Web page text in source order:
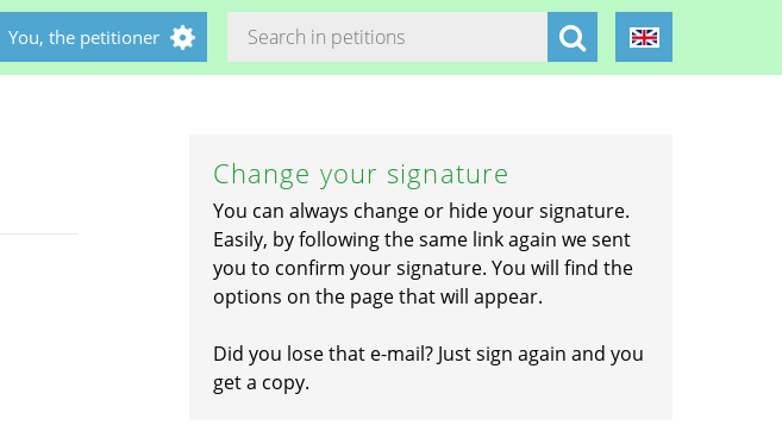
You, the petitioner
Change your signature
You can always change or hide your signature.
Easily, by following the same link again we sent
you to confirm your signature. You will find the
options on the page that will appear.
Did you lose that e-mail? Just sign again and you
get a copy.